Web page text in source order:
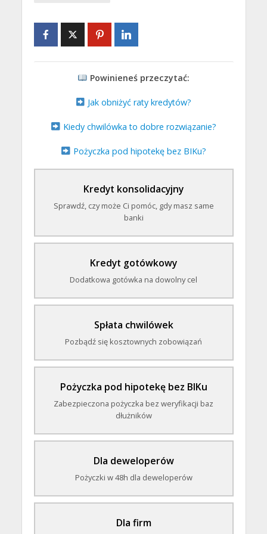
Złóż wniosek
Powinieneś przeczytać:
Jak obniżyć raty kredytów?
Kiedy chwilówka to dobre rozwiązanie?
Pożyczka pod hipotekę bez BIKu?
Kredyt konsolidacyjny
Sprawdź, czy może Ci pomóc, gdy masz same
banki
Kredyt gotówkowy
Dodatkowa gotówka na dowolny cel
Spłata chwilówek
Pozbądź się kosztownych zobowiązań
Pożyczka pod hipotekę bez BIKu
Zabezpieczona pożyczka bez weryfikacji baz
dłużników
Dla deweloperów
Pożyczki w 48h dla deweloperów
Dla firm